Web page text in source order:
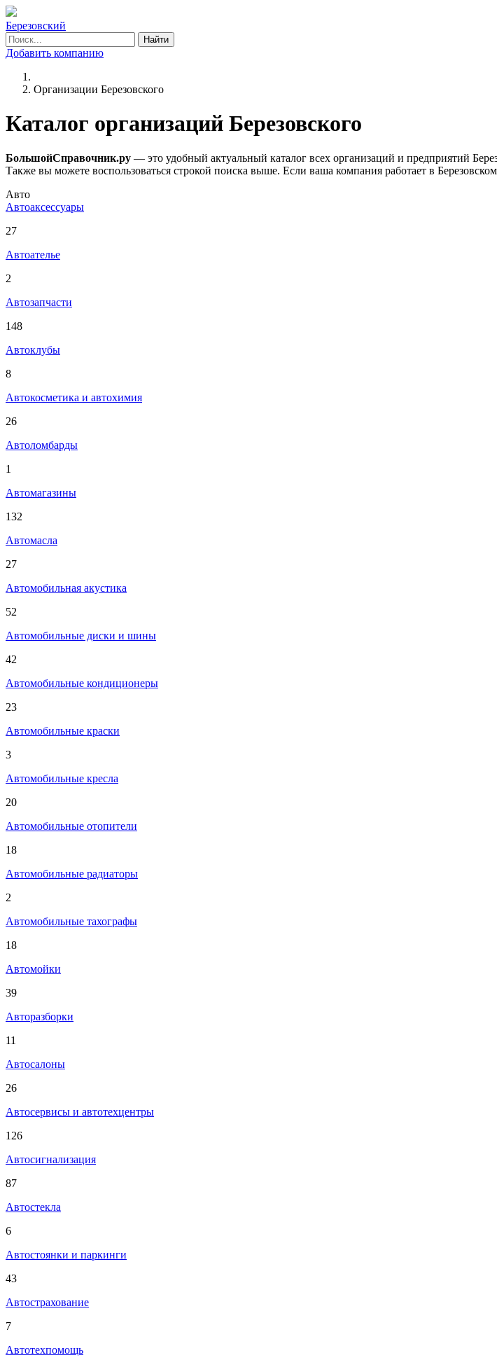
Березовский
Найти
Добавить компанию
Организации Березовского
Каталог организаций Березовского
БольшойСправочник.ру — это удобный актуальный каталог всех организаций и предприятий
Также вы можете воспользоваться строкой поиска выше. Если ваша компания работает в
Авто
Автоаксессуары
27
Автоателье
2
Автозапчасти
148
Автоклубы
8
Автокосметика и автохимия
26
Автоломбарды
1
Автомагазины
132
Автомасла
27
Автомобильная акустика
52
Автомобильные диски и шины
42
Автомобильные кондиционеры
23
Автомобильные краски
3
Автомобильные кресла
20
Автомобильные отопители
18
Автомобильные радиаторы
2
Автомобильные тахографы
18
Автомойки
39
Авторазборки
11
Автосалоны
26
Автосервисы и автотехцентры
126
Автосигнализация
87
Автостекла
6
Автостоянки и паркинги
43
Автострахование
7
Автотехпомощь